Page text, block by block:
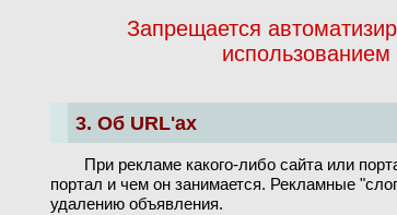
Запрещается
3. Об URL'ах
При рекламе какого-либо сайта или
портал и чем он занимается. Рекламные
удалению объявления.